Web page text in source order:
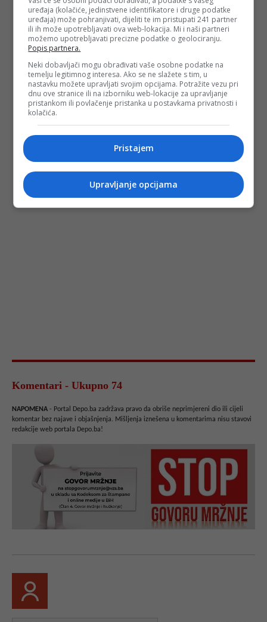
Komentari - Ukupno 74
NAPOMENA - Portal Depo.ba zadržava pravo da obriše neprimjereni dio ili cijeli
komentar bez najave i objašnjenja. Mišljenja iznešena u komentarima nisu stavovi
redakcije web portala Depo.ba!
uređaja (kolačiće, jedinstvene identifikatore i druge podatke
uređaja) može pohranjivati, dijeliti te im pristupati 241 partner
ili ih može upotrebljavati ova web-lokacija. Mi i naši partneri
možemo upotrebljavati precizne podatke o geolociranju.
Popis partnera.
Neki dobavljači mogu obrađivati vaše osobne podatke na
temelju legitimnog interesa. Ako se ne slažete s tim, u
nastavku možete upravljati svojim opcijama. Potražite vezu pri
dnu ove stranice ili na izborniku web-lokacije za upravljanje
pristankom ili povlačenje pristanka u postavkama privatnosti i
kolačića.
Pristajem
Upravljanje opcijama